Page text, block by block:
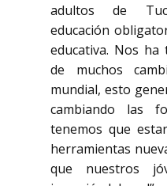
adultos de
educación
educativa. Nos
de muchos
mundial, esto
cambiando las
tenemos que
herramientas
que nuestros